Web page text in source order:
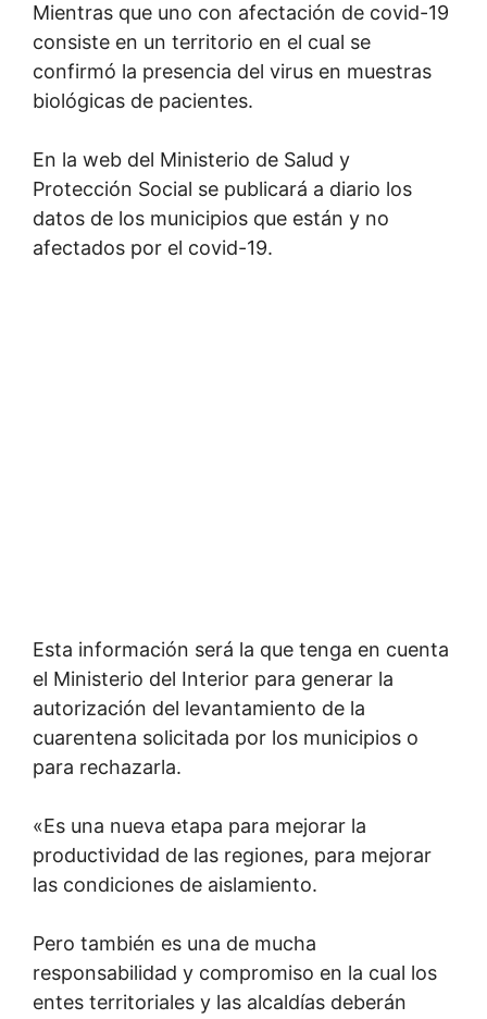
Mientras que uno con afectación de covid-19
consiste en un territorio en el cual se
confirmó la presencia del virus en muestras
biológicas de pacientes.
En la web del Ministerio de Salud y
Protección Social se publicará a diario los
datos de los municipios que están y no
afectados por el covid-19.
Esta información será la que tenga en cuenta
el Ministerio del Interior para generar la
autorización del levantamiento de la
cuarentena solicitada por los municipios o
para rechazarla.
«Es una nueva etapa para mejorar la
productividad de las regiones, para mejorar
las condiciones de aislamiento.
Pero también es una de mucha
responsabilidad y compromiso en la cual los
entes territoriales y las alcaldías deberán